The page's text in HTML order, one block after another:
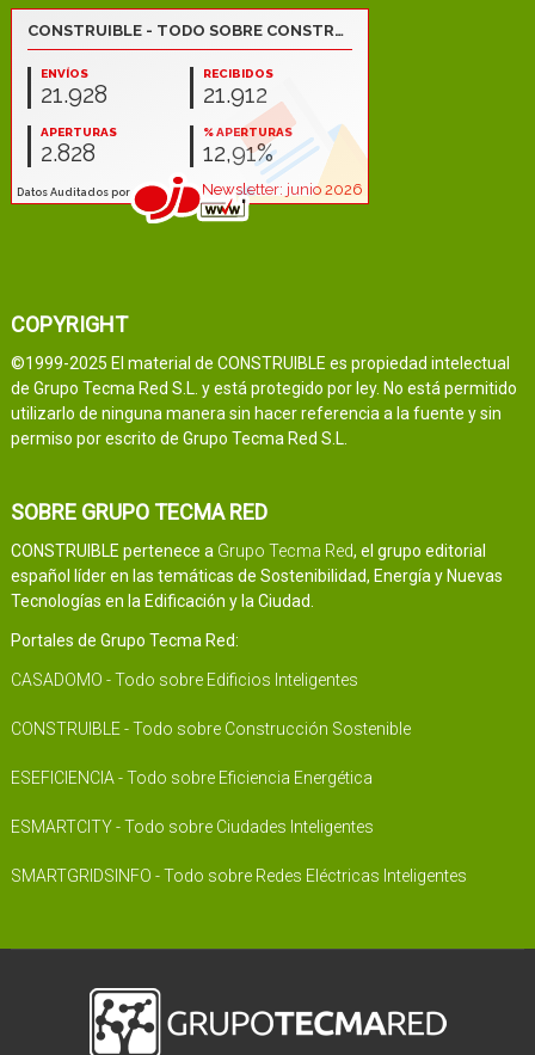
COPYRIGHT
©1999-2025 El material de CONSTRUIBLE es propiedad intelectual
de Grupo Tecma Red S.L. y está protegido por ley. No está permitido
utilizarlo de ninguna manera sin hacer referencia a la fuente y sin
permiso por escrito de Grupo Tecma Red S.L.
SOBRE GRUPO TECMA RED
CONSTRUIBLE pertenece a Grupo Tecma Red, el grupo editorial
español líder en las temáticas de Sostenibilidad, Energía y Nuevas
Tecnologías en la Edificación y la Ciudad.
Portales de Grupo Tecma Red:
CASADOMO - Todo sobre Edificios Inteligentes
CONSTRUIBLE - Todo sobre Construcción Sostenible
ESEFICIENCIA - Todo sobre Eficiencia Energética
ESMARTCITY - Todo sobre Ciudades Inteligentes
SMARTGRIDSINFO - Todo sobre Redes Eléctricas Inteligentes